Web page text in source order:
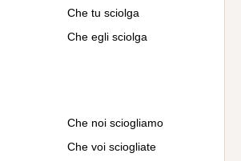
Che tu sciolga
Che egli sciolga
Che noi sciogliamo
Che voi sciogliate